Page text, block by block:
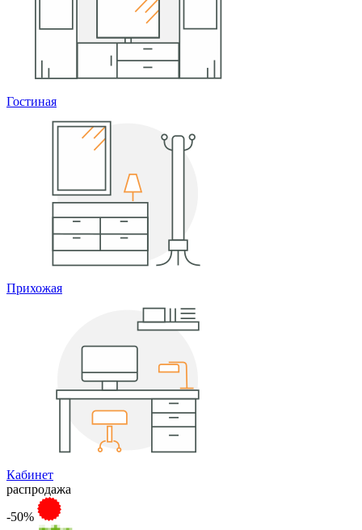
Гостиная
Прихожая
Кабинет
распродажа
-50%